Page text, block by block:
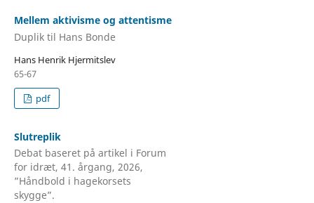
Mellem aktivisme og attentisme
Duplik til Hans Bonde
Hans Henrik Hjermitslev
65-67
pdf
Slutreplik
Debat baseret på artikel i Forum
for idræt, 41. årgang, 2026,
”Håndbold i hagekorsets
skygge”.